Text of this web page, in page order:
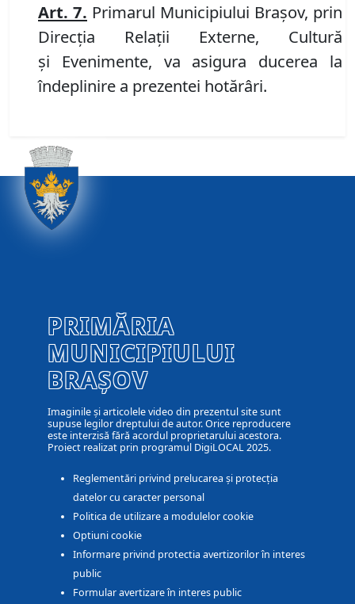
Art. 7. Primarul Municipiului Braşov, prin
Direcția Relații Externe, Cultură
și Evenimente, va asigura ducerea la
îndeplinire a prezentei hotărâri.
PRIMĂRIA
MUNICIPIULUI
BRAȘOV
Imaginile și articolele video din prezentul site sunt
supuse legilor dreptului de autor. Orice reproducere
este interzisă fără acordul proprietarului acestora.
Proiect realizat prin programul DigiLOCAL 2025.
Reglementări privind prelucarea și protecția
datelor cu caracter personal
Politica de utilizare a modulelor cookie
Optiuni cookie
Informare privind protectia avertizorilor în interes
public
Formular avertizare în interes public